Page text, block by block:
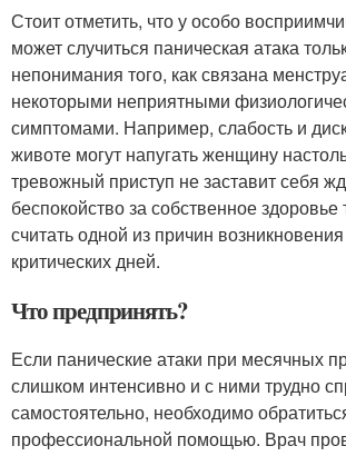
Стоит отметить, что у особо
может случиться паническая атака
непонимания того, как связана
некоторыми неприятными
симптомами. Например, слабость и
животе могут напугать женщину
тревожный приступ не заставит себя
беспокойство за собственное
считать одной из причин
критических дней.
Что предпринять?
Если панические атаки при месячных
слишком интенсивно и с ними трудно
самостоятельно, необходимо
профессиональной помощью. Врач